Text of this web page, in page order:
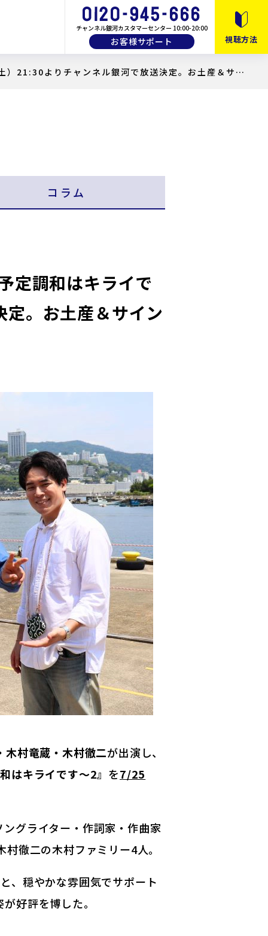
チャンネル銀河カスタマーセンター 10:00-20:00
お客様サポート 視聴方法
21:30よりチャンネル銀河で放送決定。お土産＆サイ
コラム
定調和はキライで
。お土産＆サイン
木村竜蔵・木村徹二が出演し、
はキライです～2』 を7/25
グライター・作詞家・作曲家
徹二の木村ファミリー4人。​
、穏やかな雰囲気でサポート
好評を博した。